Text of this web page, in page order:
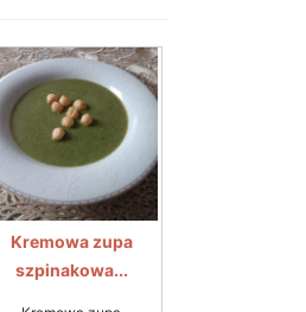
Kremowa zupa
szpinakowa...